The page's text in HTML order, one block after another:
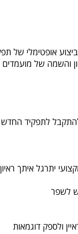
אופטימלי של
והשמה של
לתפקיד החדש
יתרגל איתך